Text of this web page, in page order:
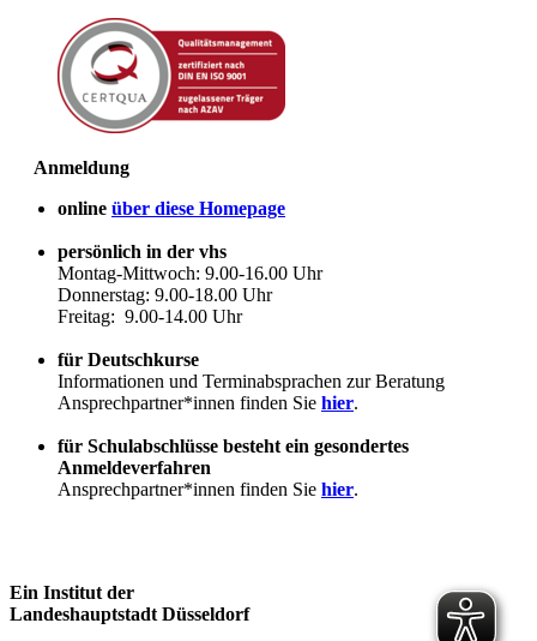
Anmeldung
online über diese Homepage
persönlich in der vhs
Montag-Mittwoch: 9.00-16.00 Uhr
Donnerstag: 9.00-18.00 Uhr
Freitag: 9.00-14.00 Uhr
für Deutschkurse
Informationen und Terminabsprachen zur Beratung
Ansprechpartner*innen finden Sie hier.
für Schulabschlüsse besteht ein gesondertes
Anmeldeverfahren
Ansprechpartner*innen finden Sie hier.
Ein Institut der
Landeshauptstadt Düsseldorf